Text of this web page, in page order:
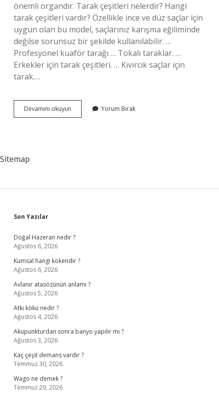
önemli organdır. Tarak çeşitleri nelerdir? Hangi
tarak çeşitleri vardır? Özellikle ince ve düz saçlar için
uygun olan bu model, saçlarınız karışma eğiliminde
değilse sorunsuz bir şekilde kullanılabilir. …
Profesyonel kuaför tarağı … Tokalı taraklar. …
Erkekler için tarak çeşitleri. … Kıvırcık saçlar için
tarak.…
Devamını okuyun Kadınlarda
Tarak
Yorum Bırak
Sitemap
Sidebar
Son Yazılar
Doğal Hazeran nedir ?
Ağustos 6, 2026
Kumsal hangi kökendir ?
Ağustos 6, 2026
Avlanır atasözünün anlamı ?
Ağustos 5, 2026
Atkı kökü nedir ?
Ağustos 4, 2026
Akupunkturdan sonra banyo yapılır mı ?
Ağustos 3, 2026
Kaç çeşit demans vardır ?
Temmuz 30, 2026
Wago ne demek ?
Temmuz 29, 2026